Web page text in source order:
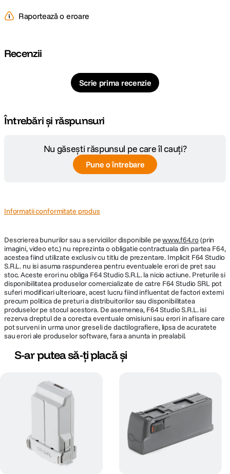
Pagina
https://store.dji.com/bg
Raportează o eroare
Recenzii
Scrie prima recenzie
Întrebări și răspunsuri
Nu găsești răspunsul pe care îl cauți?
Pune o întrebare
Informatii conformitate produs
Descrierea bunurilor sau a serviciilor disponibile pewww.f64.ro(prin
imagini, video etc.) nu reprezinta o obligatie contractuala din partea F64,
acestea fiind utilizate exclusiv cu titlu de prezentare. Implicit F64 Studio
S.R.L. nu isi asuma raspunderea pentru eventualele erori de pret sau
stoc. Aceste erori nu obliga F64 Studio S.R.L. la nicio actiune. Preturile si
disponibilitatea produselor comercializate de catre F64 Studio SRL pot
suferi modificari ulterioare, acest lucru fiind influentat de factori externi
precum politica de preturi a distribuitorilor sau disponibilitatea
produselor pe stocul acestora. De asemenea, F64 Studio S.R.L. isi
rezerva dreptul de a corecta eventuale omisiuni sau erori in afisare care
pot surveni in urma unor greseli de dactilografiere, lipsa de acuratete
sau erori ale produselor software, fara a anunta in prealabil.
S-ar putea să-ți placă și